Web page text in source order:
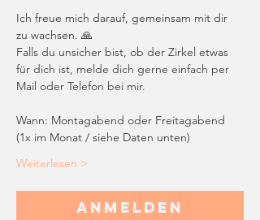
Ich freue mich darauf, gemeinsam mit dir
zu wachsen. 🙏
Falls du unsicher bist, ob der Zirkel etwas
für dich ist, melde dich gerne einfach per
Mail oder Telefon bei mir.
Wann: Montagabend oder Freitagabend
(1x im Monat / siehe Daten unten)
Weiterlesen >
Anmelden